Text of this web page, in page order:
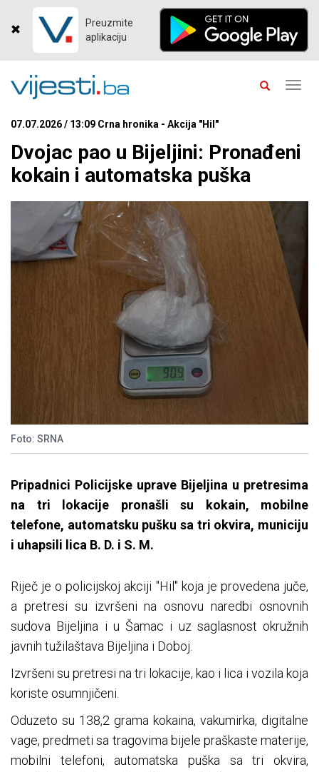
Preuzmite
aplikaciju
07.07.2026 / 13:09 Crna hronika - Akcija "Hil"
Dvojac pao u Bijeljini: Pronađeni
kokain i automatska puška
Foto: SRNA
Pripadnici Policijske uprave Bijeljina u pretresima
na tri lokacije pronašli su kokain, mobilne
telefone, automatsku pušku sa tri okvira, municiju
i uhapsili lica B. D. i S. M.
Riječ je o policijskoj akciji "Hil" koja je provedena juče,
a pretresi su izvršeni na osnovu naredbi osnovnih
sudova Bijeljina i u Šamac i uz saglasnost okružnih
javnih tužilaštava Bijeljina i Doboj.
Izvršeni su pretresi na tri lokacije, kao i lica i vozila koja
koriste osumnjičeni.
Oduzeto su 138,2 grama kokaina, vakumirka, digitalne
vage, predmeti sa tragovima bijele praškaste materije,
mobilni telefoni, automatska puška sa tri okvira,